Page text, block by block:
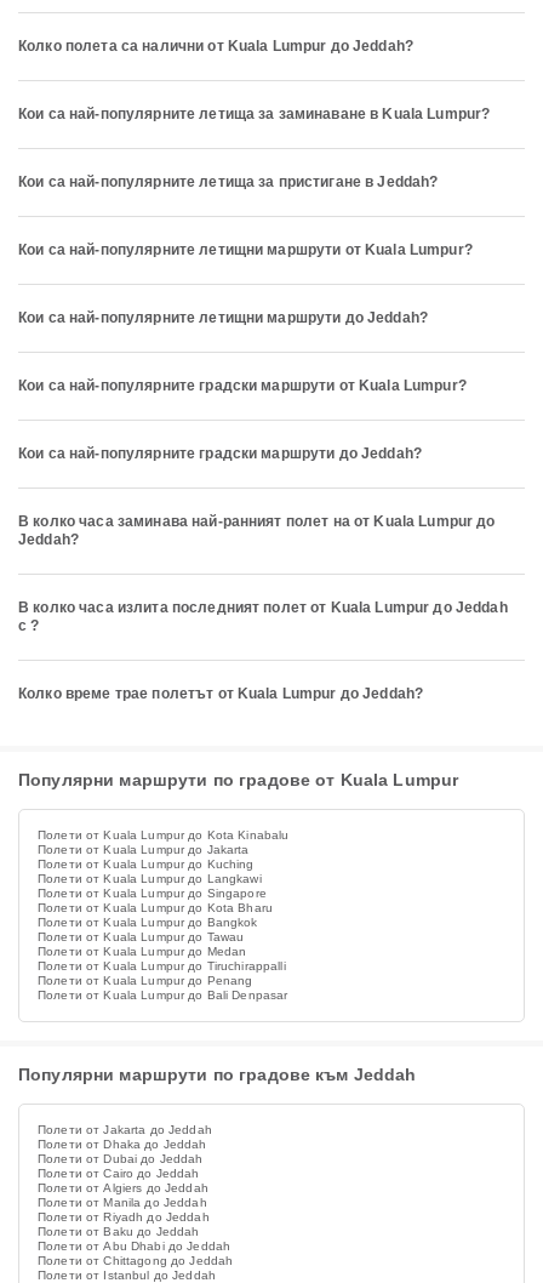
Колко полета са налични от Kuala Lumpur до Jeddah?
Кои са най-популярните летища за заминаване в Kuala Lumpur?
Кои са най-популярните летища за пристигане в Jeddah?
Кои са най-популярните летищни маршрути от Kuala Lumpur?
Кои са най-популярните летищни маршрути до Jeddah?
Кои са най-популярните градски маршрути от Kuala Lumpur?
Кои са най-популярните градски маршрути до Jeddah?
В колко часа заминава най-ранният полет на от Kuala Lumpur до
Jeddah?
В колко часа излита последният полет от Kuala Lumpur до Jeddah
с ?
Колко време трае полетът от Kuala Lumpur до Jeddah?
Популярни маршрути по градове от Kuala Lumpur
Полети от Kuala Lumpur до Kota Kinabalu
Полети от Kuala Lumpur до Jakarta
Полети от Kuala Lumpur до Kuching
Полети от Kuala Lumpur до Langkawi
Полети от Kuala Lumpur до Singapore
Полети от Kuala Lumpur до Kota Bharu
Полети от Kuala Lumpur до Bangkok
Полети от Kuala Lumpur до Tawau
Полети от Kuala Lumpur до Medan
Полети от Kuala Lumpur до Tiruchirappalli
Полети от Kuala Lumpur до Penang
Полети от Kuala Lumpur до Bali Denpasar
Популярни маршрути по градове към Jeddah
Полети от Jakarta до Jeddah
Полети от Dhaka до Jeddah
Полети от Dubai до Jeddah
Полети от Cairo до Jeddah
Полети от Algiers до Jeddah
Полети от Manila до Jeddah
Полети от Riyadh до Jeddah
Полети от Baku до Jeddah
Полети от Abu Dhabi до Jeddah
Полети от Chittagong до Jeddah
Полети от Istanbul до Jeddah